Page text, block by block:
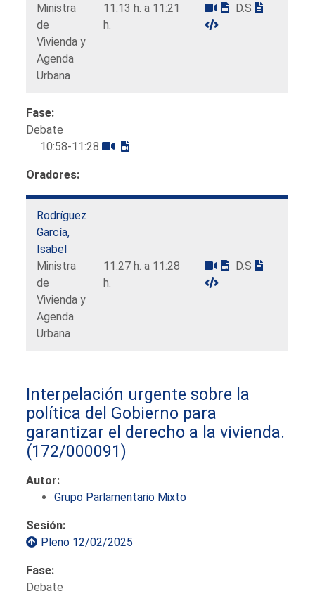
Ministra
de
Vivienda y
Agenda
Urbana
11:13 h. a 11:21
h.
D.S
Fase:
Debate
10:58-11:28
Oradores:
Rodríguez
García,
Isabel
Ministra
de
Vivienda y
Agenda
Urbana
11:27 h. a 11:28
h.
D.S
Interpelación urgente sobre la
política del Gobierno para
garantizar el derecho a la vivienda.
(172/000091)
Autor:
Grupo Parlamentario Mixto
Sesión:
Pleno 12/02/2025
Fase:
Debate